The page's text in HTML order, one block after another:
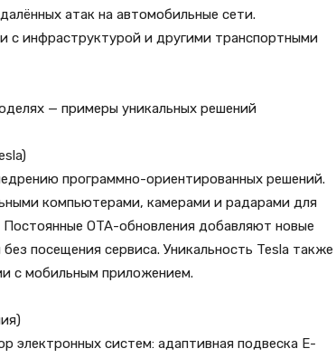
атак на автомобильные сети.
с инфраструктурой и другими транспортными
— примеры уникальных решений
программно-ориентированных решений.
компьютерами, камерами и радарами для
OTA-обновления добавляют новые
посещения сервиса. Уникальность Tesla также
с мобильным приложением.
электронных систем: адаптивная подвеска E-